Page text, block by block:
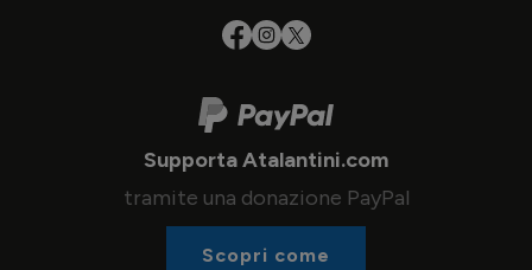
Supporta Atalantini.com
tramite una donazione PayPal
Scopri come